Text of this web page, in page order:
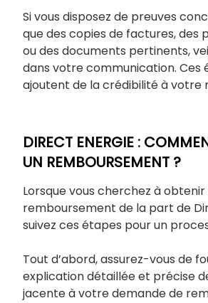
Si vous disposez de preuves
que des copies de factures, des
ou des documents pertinents,
dans votre communication. Ces
ajoutent de la crédibilité à votre
DIRECT ENERGIE :
UN REMBOURSEMENT ?
Lorsque vous cherchez à obtenir
remboursement de la part de
suivez ces étapes pour un
Tout d’abord, assurez-vous de
explication détaillée et précise
jacente à votre demande de